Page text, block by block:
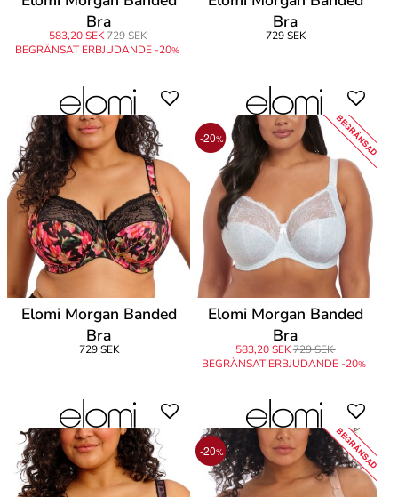
Bra
583,20 SEK729 SEK
BEGRÄNSAT ERBJUDANDE -20%
Bra
729 SEK
Elomi Morgan Banded
Bra
729 SEK
-20% BEGRÄNSAD
Elomi Morgan Banded
Bra
583,20 SEK729 SEK
BEGRÄNSAT ERBJUDANDE -20%
-20% BEGRÄNSAD